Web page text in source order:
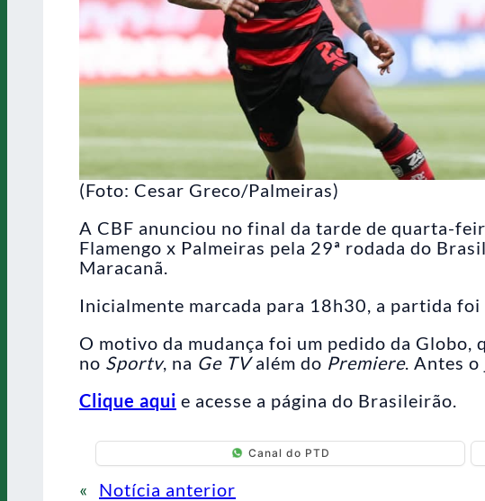
(Foto: Cesar Greco/Palmeiras)
A CBF anunciou no final da tarde de quarta-
Flamengo x Palmeiras pela 29ª rodada do
Maracanã.
Inicialmente marcada para 18h30, a partida
O motivo da mudança foi um pedido da
no Sportv, na Ge TValém do Premiere. Antes
Clique aqui e acesse a página do Brasileirão.
Canal do PTD
« Notícia anterior